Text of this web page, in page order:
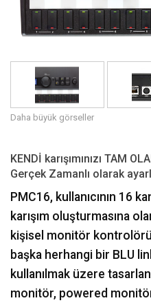
Dil/Bölge
Daha büyük görseller
KENDİ karışımınızı TAM
Gerçek Zamanlı olarak
PMC16, kullanıcının 16
karışım oluşturmasına
kişisel monitör
başka herhangi bir BLU
kullanılmak üzere
monitör, powered